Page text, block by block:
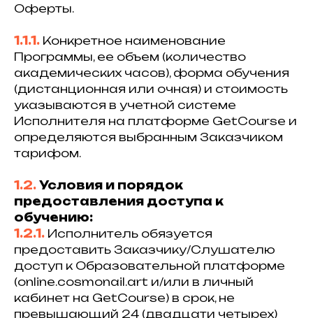
Оферты.
1.1.1. Конкретное наименование
Программы, ее объем (количество
академических часов), форма обучения
(дистанционная или очная) и стоимость
указываются в учетной системе
Исполнителя на платформе GetCourse и
определяются выбранным Заказчиком
тарифом.
1.2. Условия и порядок
предоставления доступа к
обучению:
1.2.1. Исполнитель обязуется
предоставить Заказчику/Слушателю
доступ к Образовательной платформе
(online.cosmonail.art и/или в личный
кабинет на GetCourse) в срок, не
превышающий 24 (двадцати четырех)